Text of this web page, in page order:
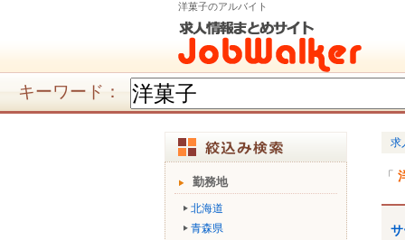
洋菓子のアルバイト
キーワード：
勤務地
北海道
青森県
求